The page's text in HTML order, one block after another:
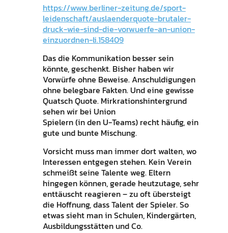
https://www.berliner-zeitung.de/sport-
leidenschaft/auslaenderquote-brutaler-
druck-wie-sind-die-vorwuerfe-an-union-
einzuordnen-li.158409
Das die Kommunikation besser sein
könnte, geschenkt. Bisher haben wir
Vorwürfe ohne Beweise. Anschuldigungen
ohne belegbare Fakten. Und eine gewisse
Quatsch Quote. Mirkrationshintergrund
sehen wir bei Union
Spielern (in den U-Teams) recht häufig, ein
gute und bunte Mischung.
Vorsicht muss man immer dort walten, wo
Interessen entgegen stehen. Kein Verein
schmeißt seine Talente weg. Eltern
hingegen können, gerade heutzutage, sehr
enttäuscht reagieren – zu oft übersteigt
die Hoffnung, dass Talent der Spieler. So
etwas sieht man in Schulen, Kindergärten,
Ausbildungsstätten und Co.